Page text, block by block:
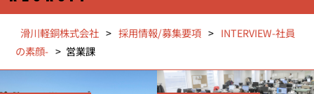
滑川軽銅株式会社 > 採用情報/募集要項 > INTERVIEW-社員
の素顔- > 営業課